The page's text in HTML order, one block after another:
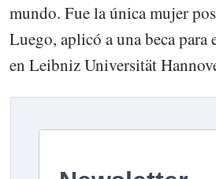
mundo. Fue la única mujer
Luego, aplicó a una beca para
en Leibniz Universität